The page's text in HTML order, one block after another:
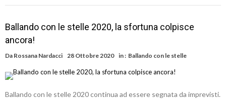
Ballando con le stelle 2020, la sfortuna colpisce
ancora!
Da Rossana Nardacci 28 Ottobre 2020 in : Ballando con le stelle
Ballando con le stelle 2020 continua ad essere segnata da imprevisti.